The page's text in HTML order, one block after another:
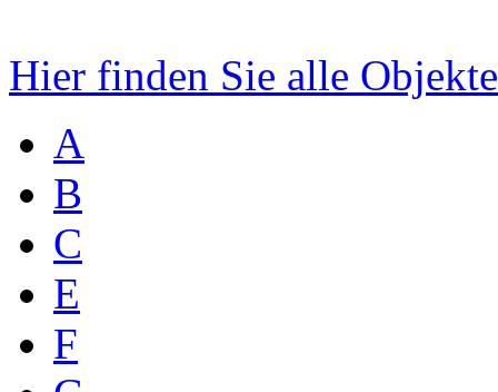
Hier finden Sie alle
A
B
C
E
F